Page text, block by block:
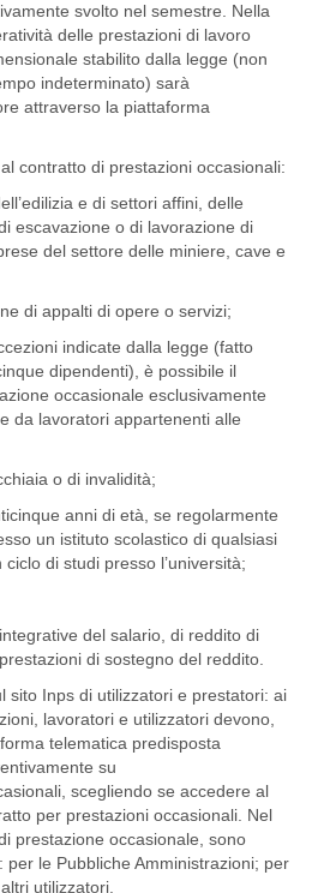
svolto nel semestre. Nella
delle prestazioni di lavoro
stabilito dalla legge (non
indeterminato) sarà
attraverso la piattaforma
contratto di prestazioni occasionali:
e di settori affini, delle
escavazione o di lavorazione di
del settore delle miniere, cave e
di appalti di opere o servizi;
indicate dalla legge (fatto
dipendenti), è possibile il
occasionale esclusivamente
da lavoratori appartenenti alle
o di invalidità;
anni di età, se regolarmente
un istituto scolastico di qualsiasi
di studi presso l’università;
del salario, di reddito di
di sostegno del reddito.
sito Inps di utilizzatori e prestatori: ai
lavoratori e utilizzatori devono,
telematica predisposta
su
scegliendo se accedere al
per prestazioni occasionali. Nel
prestazione occasionale, sono
per le Pubbliche Amministrazioni; per
utilizzatori.